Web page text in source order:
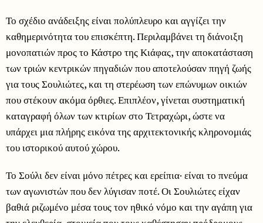
Το σχέδιο ανάδειξης είναι πολύπλευρο και αγγίζει την
καθημερινότητα του επισκέπτη. Περιλαμβάνει τη διάνοιξη
μονοπατιών προς το Κάστρο της Κιάφας, την αποκατάσταση
των τριών κεντρικών πηγαδιών που αποτελούσαν πηγή ζωής
για τους Σουλιώτες, και τη στερέωση των επώνυμων οικιών
που στέκουν ακόμα όρθιες. Επιπλέον, γίνεται συστηματική
καταγραφή όλων των κτιρίων στο Τετραχώρι, ώστε να
υπάρχει μια πλήρης εικόνα της αρχιτεκτονικής κληρονομιάς
του ιστορικού αυτού χώρου.
Το Σούλι δεν είναι μόνο πέτρες και ερείπια· είναι το πνεύμα
των αγωνιστών που δεν λύγισαν ποτέ. Οι Σουλιώτες είχαν
βαθιά ριζωμένο μέσα τους τον ηθικό νόμο και την αγάπη για